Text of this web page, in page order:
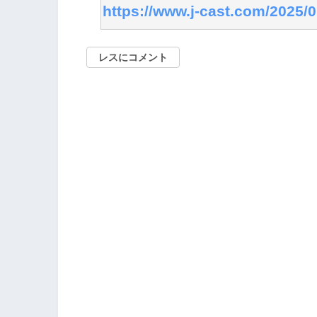
https://www.j-cast.com/2025/
レスにコメント